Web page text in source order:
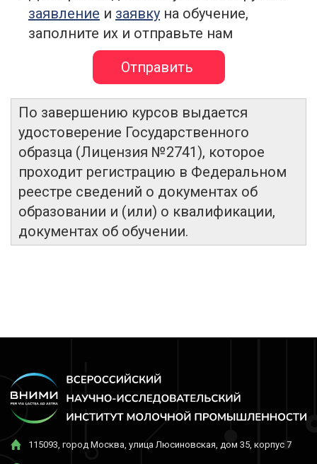
заявление и заявку на обучение,
заполните их и отправьте нам
По завершению курсов выдается
удостоверение Государственного
образца (Лицензия №2741), которое
проходит регистрацию в Федеральном
реестре сведений о документах об
образовании и (или) о квалификации,
документах об обучении.
115093, город Москва, улица Люсиновская, дом 35, корпус 7